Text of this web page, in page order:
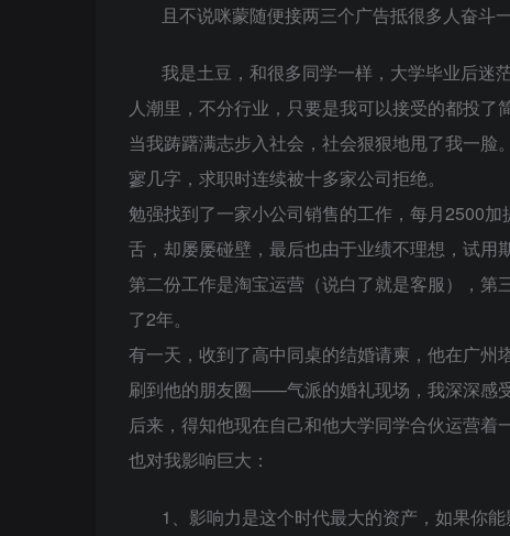
且不说咪蒙随便接两三个广告抵很多人奋斗
我是土豆，和很多同学一样，大学毕业后迷
人潮里，不分行业，只要是我可以接受的都投了简
当我踌躇满志步入社会，社会狠狠地甩了我一
寥几字，求职时连续被十多家公司拒绝。
勉强找到了一家小公司销售的工作，每月2500
舌，却屡屡碰壁，最后也由于业绩不理想，试用
第二份工作是淘宝运营（说白了就是客服），
了2年。
有一天，收到了高中同桌的结婚请柬，他在广
刷到他的朋友圈——气派的婚礼现场，我深深感
后来，得知他现在自己和他大学同学合伙运营
也对我影响巨大：
1、影响力是这个时代最大的资产，如果你